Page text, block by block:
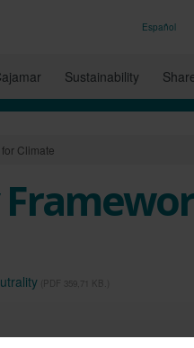
Español
Sustainability
Climate
(PDF 359,71 KB.)